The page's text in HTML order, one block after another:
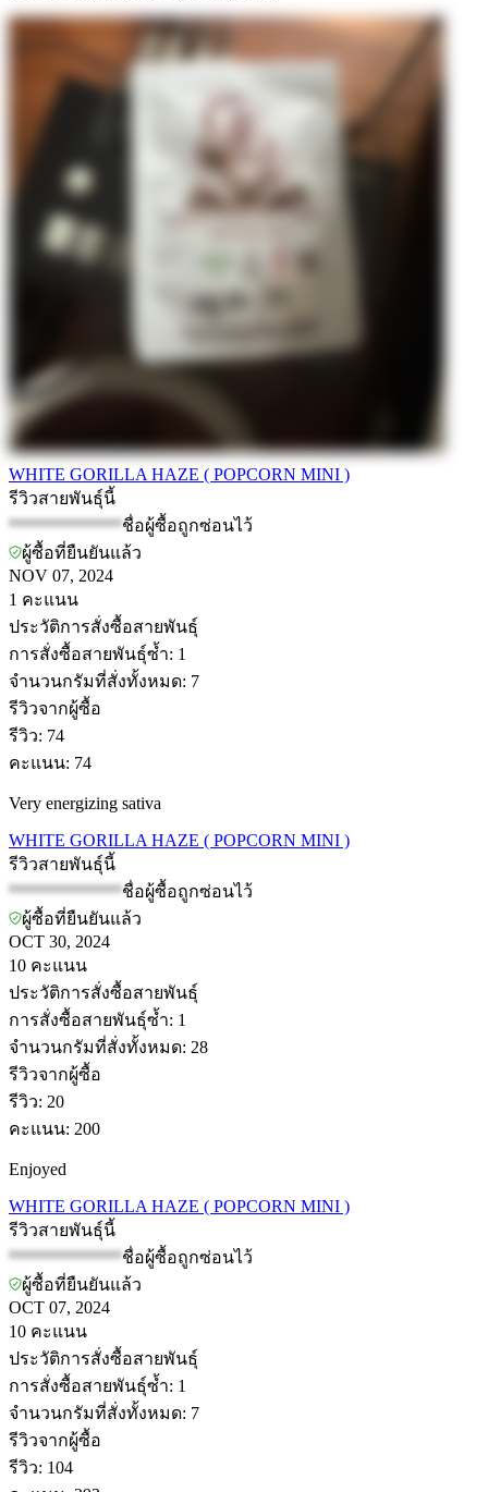
WHITE GORILLA HAZE ( POPCORN MINI )
รีวิวสายพันธุ์นี้
*************ชื่อผู้ซื้อถูกซ่อนไว้
ผู้ซื้อที่ยืนยันแล้ว
NOV 07, 2024
1 คะแนน
ประวัติการสั่งซื้อสายพันธุ์
การสั่งซื้อสายพันธุ์ซ้ำ: 1
จำนวนกรัมที่สั่งทั้งหมด: 7
รีวิวจากผู้ซื้อ
รีวิว: 74
คะแนน: 74
Very energizing sativa
WHITE GORILLA HAZE ( POPCORN MINI )
รีวิวสายพันธุ์นี้
*************ชื่อผู้ซื้อถูกซ่อนไว้
ผู้ซื้อที่ยืนยันแล้ว
OCT 30, 2024
10 คะแนน
ประวัติการสั่งซื้อสายพันธุ์
การสั่งซื้อสายพันธุ์ซ้ำ: 1
จำนวนกรัมที่สั่งทั้งหมด: 28
รีวิวจากผู้ซื้อ
รีวิว: 20
คะแนน: 200
Enjoyed
WHITE GORILLA HAZE ( POPCORN MINI )
รีวิวสายพันธุ์นี้
*************ชื่อผู้ซื้อถูกซ่อนไว้
ผู้ซื้อที่ยืนยันแล้ว
OCT 07, 2024
10 คะแนน
ประวัติการสั่งซื้อสายพันธุ์
การสั่งซื้อสายพันธุ์ซ้ำ: 1
จำนวนกรัมที่สั่งทั้งหมด: 7
รีวิวจากผู้ซื้อ
รีวิว: 104